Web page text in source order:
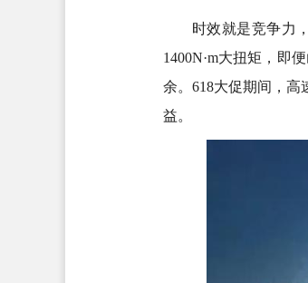
时效就是竞争力
1400N·m大扭矩，即
余。618大促期间，
益。